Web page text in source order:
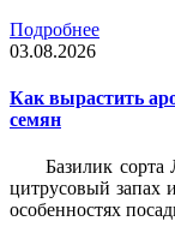
Подробнее
03.08.2026
Как вырастить
семян
Базилик
цитрусовый запах
особенностях